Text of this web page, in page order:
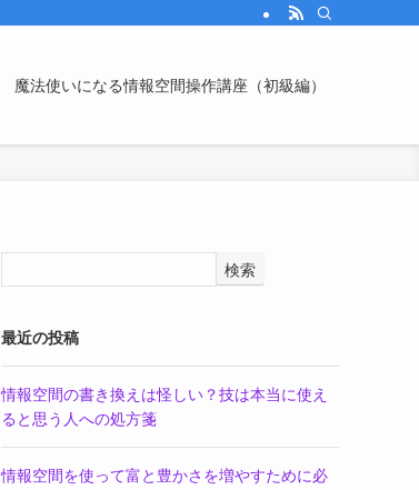
魔法使いになる情報空間操作講座（初級編）
検索
最近の投稿
情報空間の書き換えは怪しい？技は本当に使え
ると思う人への処方箋
情報空間を使って富と豊かさを増やすために必